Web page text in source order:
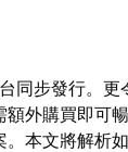
同步發行。更
外購買即可
本文將解析